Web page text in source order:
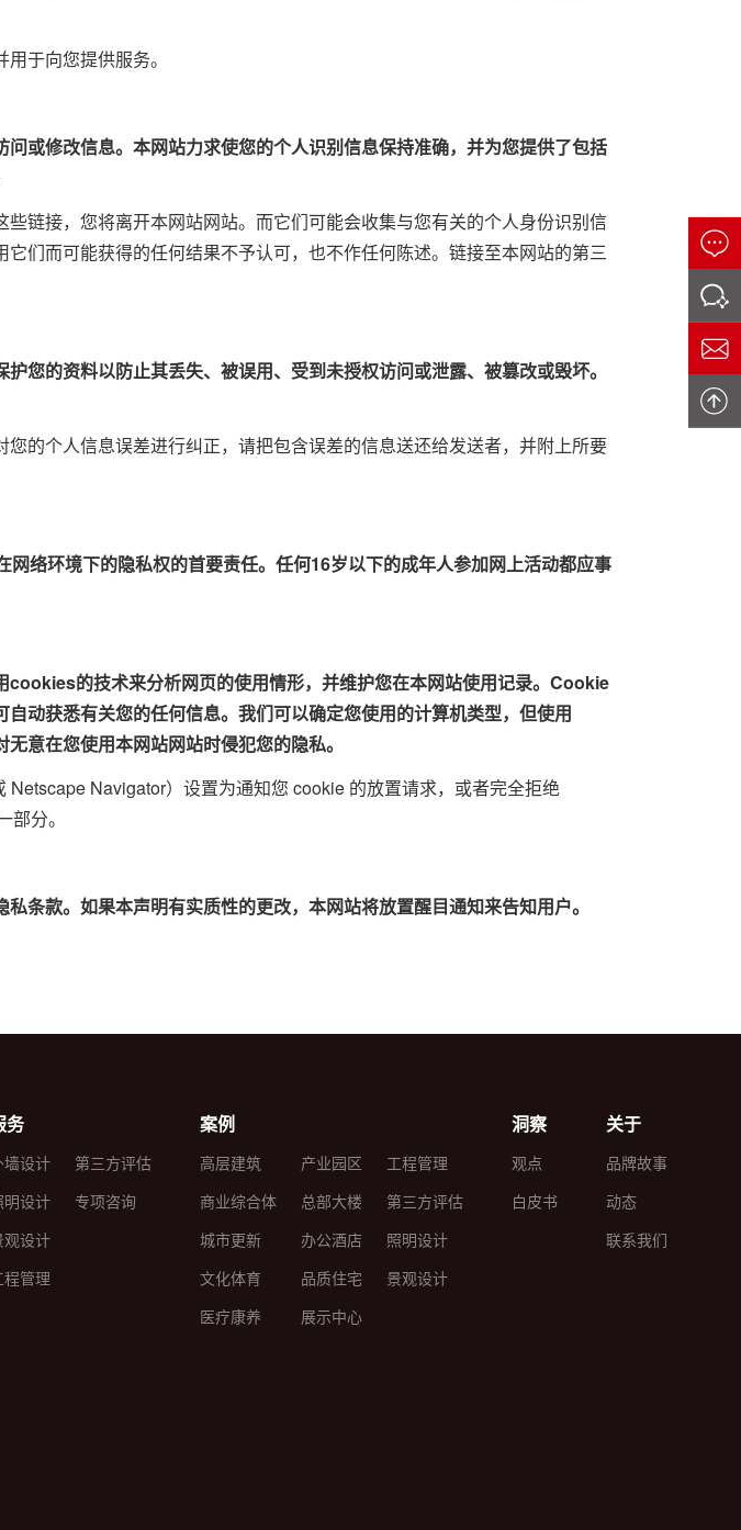
于向您提供服务。
或修改信息。本网站力求使您的个人识别信息保持准确，并为您提供了包括
链接，您将离开本网站网站。而它们可能会收集与您有关的个人身份识别信
们而可能获得的任何结果不予认可，也不作任何陈述。链接至本网站的第三
您的资料以防止其丢失、被误用、受到未授权访问或泄露、被篡改或毁坏。
的个人信息误差进行纠正，请把包含误差的信息送还给发送者，并附上所要
络环境下的隐私权的首要责任。任何16岁以下的成年人参加网上活动都应事
的技术来分析网页的使用情形，并维护您在本网站使用记录。Cookie
动获悉有关您的任何信息。我们可以确定您使用的计算机类型，但使用
意在您使用本网站网站时侵犯您的隐私。
Navigator）设置为通知您 cookie 的放置请求，或者完全拒绝
分。
条款。如果本声明有实质性的更改，本网站将放置醒目通知来告知用户。
务
墙设计
明设计
观设计
程管理
第三方评估
专项咨询
案例
高层建筑
商业综合体
城市更新
文化体育
医疗康养
产业园区
总部大楼
办公酒店
品质住宅
展示中心
工程管理
第三方评估
照明设计
景观设计
洞察
观点
白皮书
关于
品牌故事
动态
联系我们